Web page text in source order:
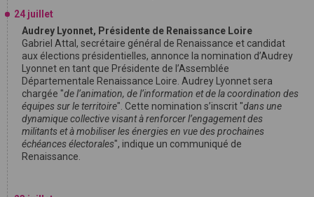
24 juillet
Audrey Lyonnet, Présidente de Renaissance Loire
Gabriel Attal, secrétaire général de Renaissance et candidat
aux élections présidentielles, annonce la nomination d’Audrey
Lyonnet en tant que Présidente de l’Assemblée
Départementale Renaissance Loire. Audrey Lyonnet sera
chargée "de l’animation, de l’information et de la coordination des
équipes sur le territoire". Cette nomination s’inscrit "dans une
dynamique collective visant à renforcer l’engagement des
militants et à mobiliser les énergies en vue des prochaines
échéances électorales", indique un communiqué de
Renaissance.